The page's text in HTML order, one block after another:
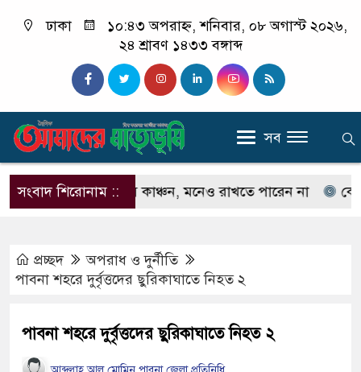
ঢাকা
১০:৪৩ অপরাহ্ন, শনিবার, ০৮ অগাস্ট ২০২৬,
২৪ শ্রাবণ ১৪৩৩ বঙ্গাব্দ
সব
সংবাদ শিরোনাম ::
না ইলিয়াস কাঞ্চন, মনেও রাখতে পারেন না কেউ যদি
প্রচ্ছদ
অপরাধ ‍ও দুর্নীতি
পাবনা শহরে দুর্বৃত্তদের ছুরিকাঘাতে নিহত ২
পাবনা শহরে দুর্বৃত্তদের ছুরিকাঘাতে নিহত ২